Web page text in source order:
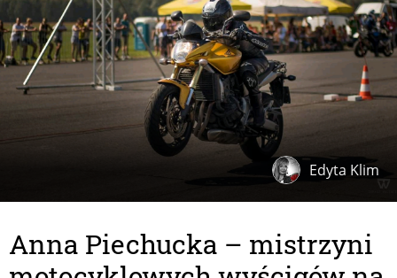
Edyta Klim
Anna Piechucka – mistrzyni